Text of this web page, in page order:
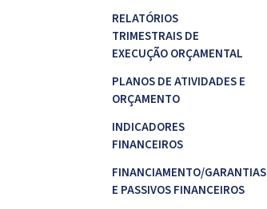
RELATÓRIOS
TRIMESTRAIS DE
EXECUÇÃO ORÇAMENTAL
PLANOS DE ATIVIDADES E
ORÇAMENTO
INDICADORES
FINANCEIROS
FINANCIAMENTO/GARANTIAS
E PASSIVOS FINANCEIROS